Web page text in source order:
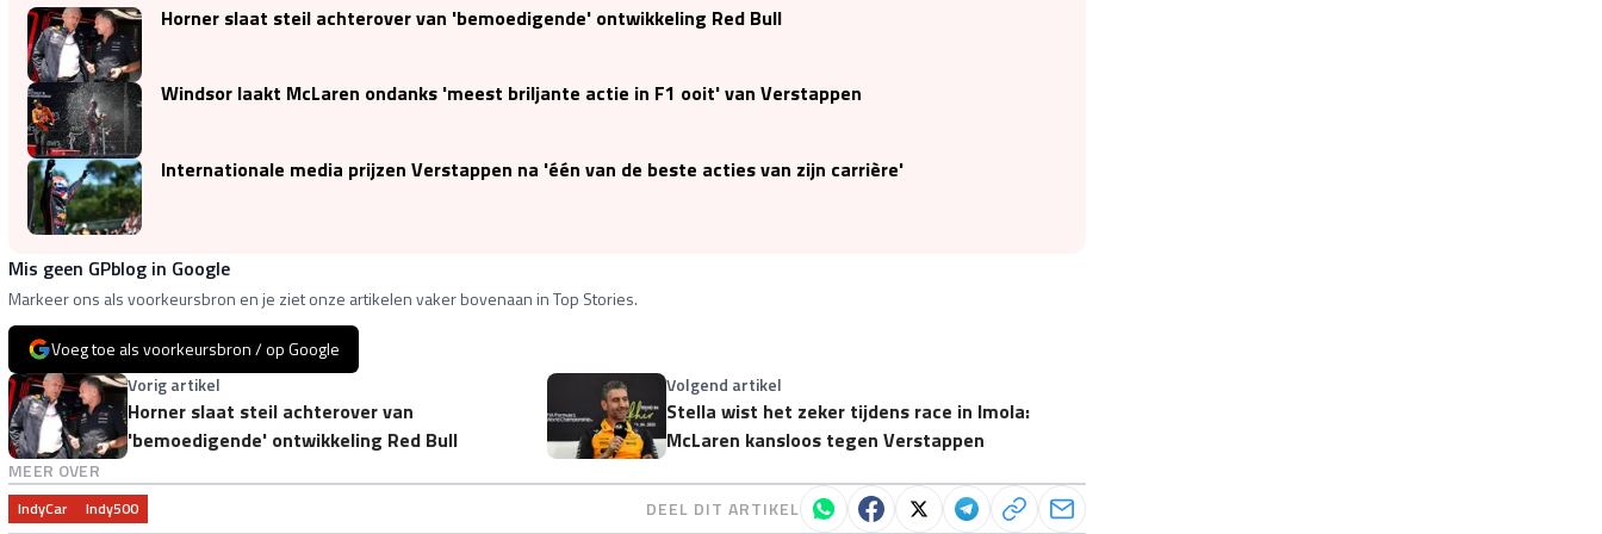
Horner slaat steil achterover van 'bemoedigende' ontwikkeling Red Bull
Windsor laakt McLaren ondanks 'meest briljante actie in F1 ooit' van Verstappen
Internationale media prijzen Verstappen na 'één van de beste acties van zijn carrière'
Mis geen GPblog in Google
Markeer ons als voorkeursbron en je ziet onze artikelen vaker bovenaan in Top Stories.
Voeg toe als voorkeursbron / op Google
Vorig artikel
Horner slaat steil achterover van
'bemoedigende' ontwikkeling Red Bull
Volgend artikel
Stella wist het zeker tijdens race in Imola:
McLaren kansloos tegen Verstappen
MEER OVER
IndyCar Indy500 DEEL DIT ARTIKEL